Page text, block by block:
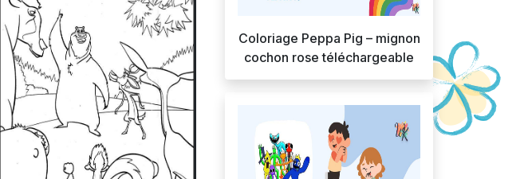
Coloriage Peppa Pig – mignon
cochon rose téléchargeable